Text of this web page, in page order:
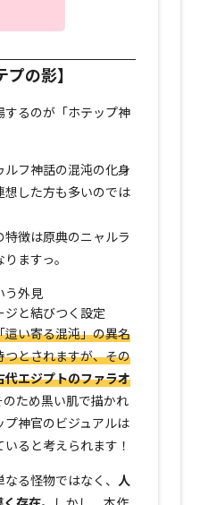
プの影】
するのが「ホテップ神
ルフ神話の混沌の化身
想した方も多いのでは
徴は原典のニャルラ
ますっ。
う外見
ジと結びつく設定
い寄る混沌」の異名
とされますが、その
代エジプトのファラオ
のため黒い肌で描かれ
神官のビジュアルは
ると考えられます！
る怪物ではなく、 人